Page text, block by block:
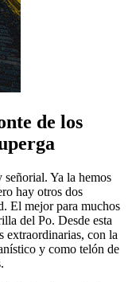
de los
Ya la hemos
hay otros dos
El mejor para muchos
del Po. Desde esta
extraordinarias, con la
y como telón de